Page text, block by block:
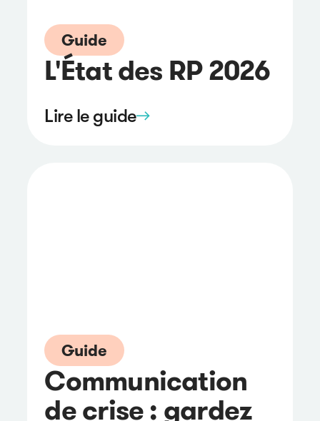
Guide
L'État des RP 2026
Lire le guide
Guide
Communication
de crise : gardez